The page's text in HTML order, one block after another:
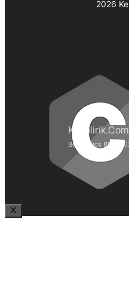
2026
Kepolirik.Com
Best Lyrics Blog
Close